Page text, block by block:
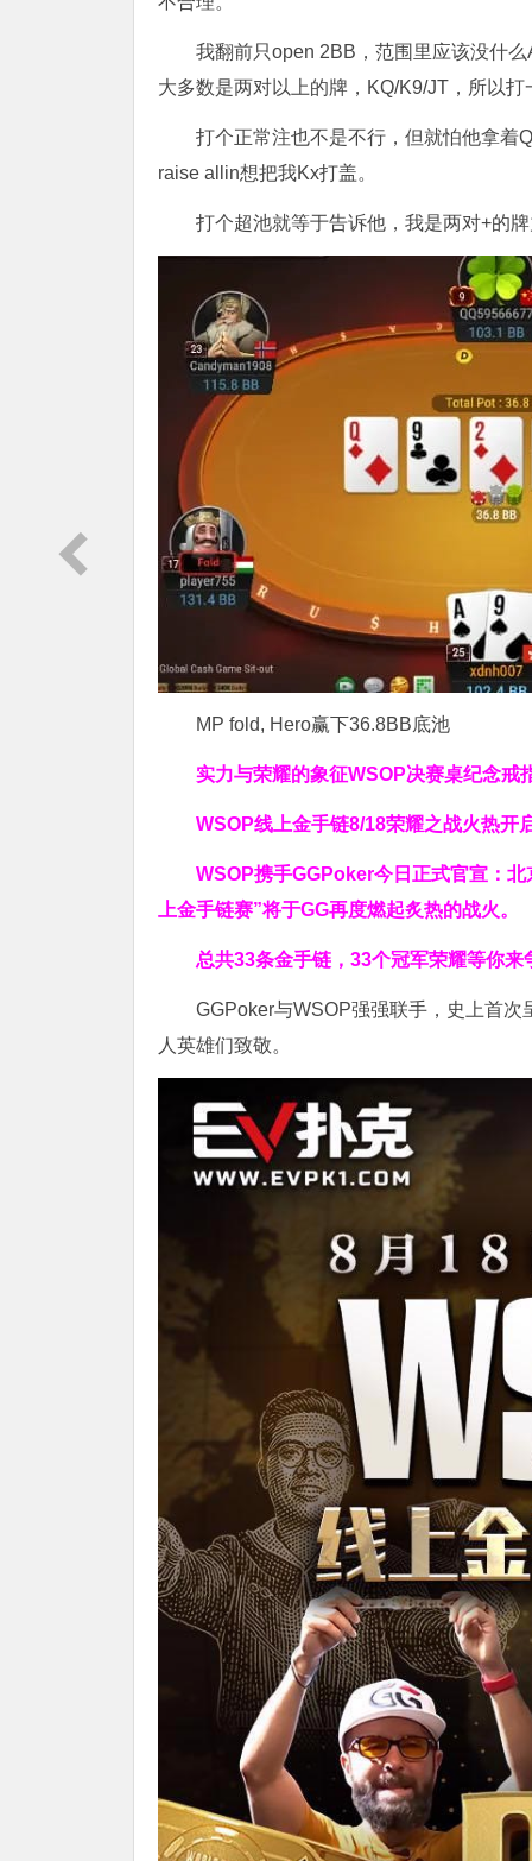
我翻前只open 2BB，范围里应该没什
大多数是两对以上的牌，KQ/K9/JT，所以
打个正常注也不是不行，但就怕他拿着
raise allin想把我Kx打盖。
打个超池就等于告诉他，我是两对+的
MP fold, Hero赢下36.8BB底池
实力与荣耀的象征WSOP决赛桌纪念戒
WSOP线上金手链8/18荣耀之战火热开
WSOP携手GGPoker今日正式官宣：
上金手链赛”将于GG再度燃起炙热的战火。
总共33条金手链，33个冠军荣耀等你来
GGPoker与WSOP强强联手，史上首次
人英雄们致敬。